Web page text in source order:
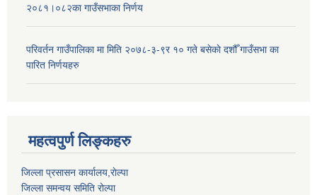
२०८१।०८२का गाउँसभाका निर्णय
परिवर्तन गाउँपालिका मा मिति २०७८-३-९र १० गते बसेकाे दशौँ गाउँसभा का
पारित निर्णयहरु
महत्वपुर्ण लिङ्कहरु
जिल्ला प्रसासन कार्यालय,राेल्पा
जिल्ला समन्वय समिति रोल्पा